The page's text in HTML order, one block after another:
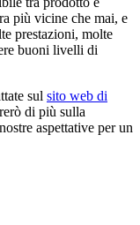
più vicine che mai, e
prestazioni, molte
buoni livelli di
sul sito web di
di più sulla
aspettative per un